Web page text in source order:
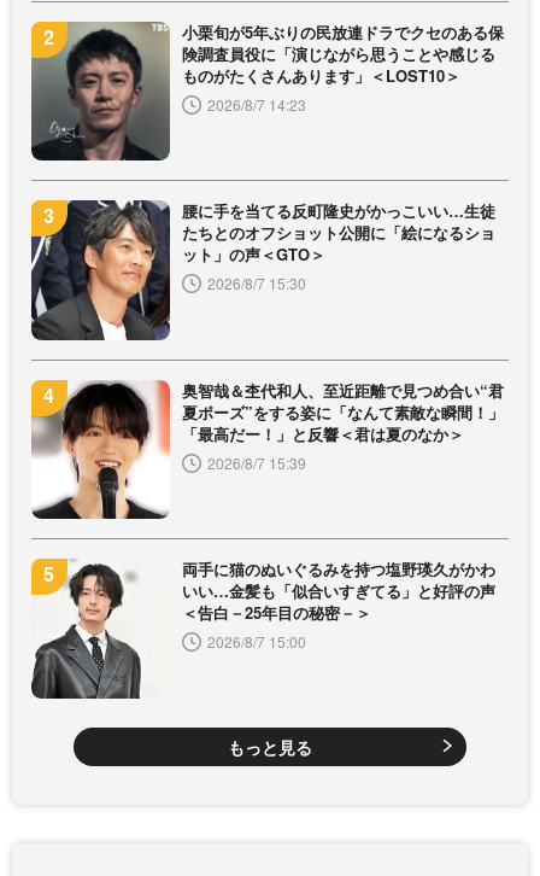
小栗旬が5年ぶりの民放連ドラでクセのある保
険調査員役に「演じながら思うことや感じる
ものがたくさんあります」＜LOST10＞
2026/8/7 14:23
腰に手を当てる反町隆史がかっこいい…生徒
たちとのオフショット公開に「絵になるショ
ット」の声＜GTO＞
2026/8/7 15:30
奥智哉＆杢代和人、至近距離で見つめ合い“君
夏ポーズ”をする姿に「なんて素敵な瞬間！」
「最高だー！」と反響＜君は夏のなか＞
2026/8/7 15:39
両手に猫のぬいぐるみを持つ塩野瑛久がかわ
いい…金髪も「似合いすぎてる」と好評の声
＜告白－25年目の秘密－＞
2026/8/7 15:00
もっと見る